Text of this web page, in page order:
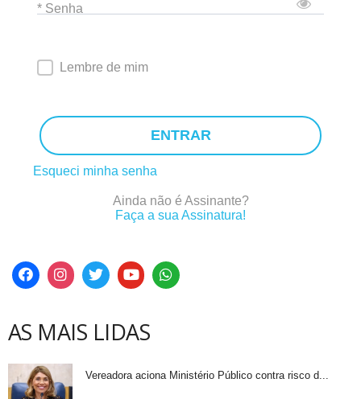
* Senha
Lembre de mim
ENTRAR
Esqueci minha senha
Ainda não é Assinante?
Faça a sua Assinatura!
AS MAIS LIDAS
Vereadora aciona Ministério Público contra risco d...